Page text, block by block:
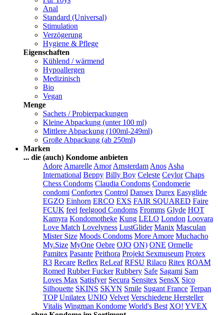
Anal
Standard (Universal)
Stimulation
Verzögerung
Hygiene & Pflege
Eigenschaften
Kühlend / wärmend
Hypoallergen
Medizinisch
Bio
Vegan
Menge
Sachets / Probierpackungen
Kleine Abpackung (unter 100 ml)
Mittlere Abpackung (100ml-249ml)
Große Abpackung (ab 250ml)
Marken
... die (auch) Kondome anbieten
Adore Amarelle Amor Amsterdam Anos Asha
International Beppy Billy Boy Celeste Ceylor Chaps
Chess Condoms Claudia Condoms Condomerie
condomi Confortex Control Dansex Durex Easyglide
EGZO Einhorn ERCO EXS FAIR SQUARED Faire
FCUK feel feelgood Condoms Fromms Glyde HOT
Kamyra Kondomotheke Kung LELO London Loovara
Love Match Lovelyness LustGlider Manix Masculan
Mister Size Moods Condoms More Amore Muchacho
My.Size MyOne Oebre OJO ON) ONE Ormelle
Pamitex Pasante Peithora Projekt Sexmuseum Protex
R3 Recare Reflex ReLeaf RFSU Rilaco Ritex ROAM
Romed Rubber Fucker Rubbery Safe Sagami Sam
Loves Max Satisfyer Secura Sensitex SensX Sico
Silhouette SKINS SKYN Smile Sugant France Terpan
TOP Unilatex UNIQ Velvet Verschiedene Hersteller
Vitalis Wingman Kondome World's Best XO! YVEX